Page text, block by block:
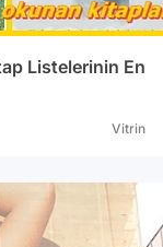
Listelerinin En
Vitrin